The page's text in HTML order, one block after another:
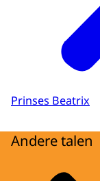
Prinses Beatrix
Andere talen